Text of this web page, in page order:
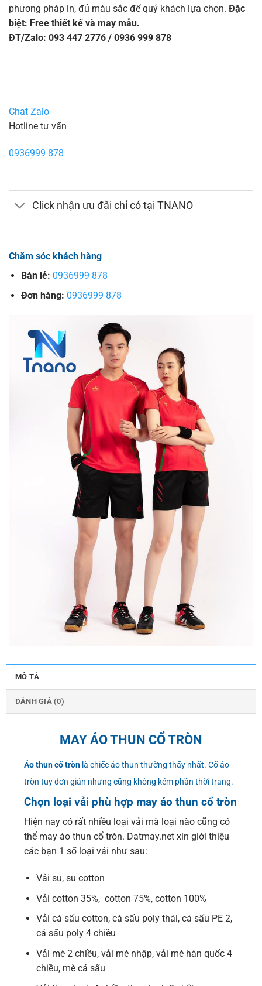
phương pháp in, đủ màu sắc để quý khách lựa chọn. Đặc
biệt: Free thiết kế và may mẫu.
ĐT/Zalo: 093 447 2776 / 0936 999 878
Chat Zalo
Hotline tư vấn
0936999 878
Click nhận ưu đãi chỉ có tại TNANO
Chăm sóc khách hàng
Bán lẻ: 0936999 878
Đơn hàng: 0936999 878
MÔ TẢ
ĐÁNH GIÁ (0)
MAY ÁO THUN CỔ TRÒN
Áo thun cổ trònlà chiếc áo thun thường thấy nhất. Cổ áo
tròn tuy đơn giản nhưng cũng không kém phần thời trang.
Chọn loại vải phù hợp may áo thun cổ tròn
Hiện nay có rất nhiều loại vải mà loại nào cũng có
thể may áo thun cổ tròn. Datmay.net xin giới thiệu
các bạn 1 số loại vải như sau:
Vải su, su cotton
Vải cotton 35%, cotton 75%, cotton 100%
Vải cá sấu cotton, cá sấu poly thái, cá sấu PE 2,
cá sấu poly 4 chiều
Vải mè 2 chiều, vải mè nhập, vải mè hàn quốc 4
chiều, mè cá sấu